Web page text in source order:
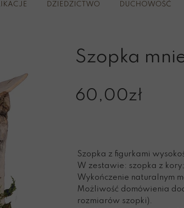
Szopka z figurkami
W zestawie: szopka z
Wykończenie naturalnym
Możliwość domówienia
rozmiarów szopki).
DZIEDZICTWO
I Klasztor Karmelitanek
Figury Zofii Trzcińskiej-
DUCHOWOŚĆ
św.
Św. Teresa od
Szopka
60,00zł